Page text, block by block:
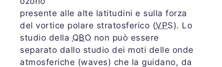
presente alle alte latitudini e sulla forza
del vortice polare stratosferico (VPS). Lo
studio della QBO non può essere
separato dallo studio dei moti delle onde
atmosferiche (waves) che la guidano, da